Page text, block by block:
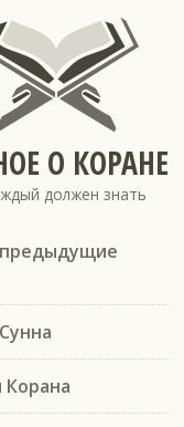
О КОРАНЕ
должен знать
Корана